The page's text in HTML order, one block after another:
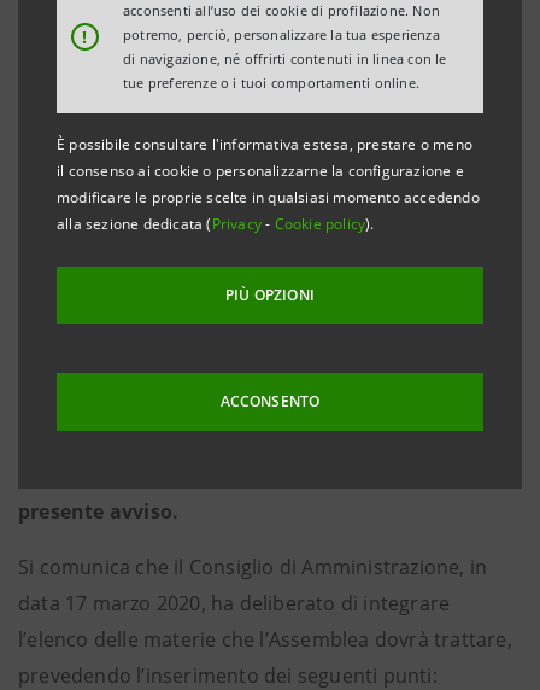
!
acconsenti all’uso dei cookie di profilazione. Non
potremo, perciò, personalizzare la tua esperienza
di navigazione, né offrirti contenuti in linea con le
tue preferenze o i tuoi comportamenti online.
È possibile consultare l'informativa estesa, prestare o meno
il consenso ai cookie o personalizzarne la configurazione e
modificare le proprie scelte in qualsiasi momento accedendo
alla sezione dedicata (Privacy- Cookie policy).
PIÙ OPZIONI
ACCONSENTO
S.p.A., convocata con avviso pubblicato in data 17
febbraio 2020, presso il Nuovo Centro Direzionale in
Torino, con ingresso in Corso Inghilterra n. 3, per le
ore 10.00
Ai sensi dell’art. 106, comma 4, del D. L. n. 18 del 17
marzo 2020, recante misure connesse
evidenzia che l’intervento e l’esercizio del voto
degli aventi diritto in Assemblea saranno
consentiti esclusivamente tramite il
Rappresentante Designato ai sensi dell’art. 135-
undecies del D. Lgs. n. 58/1998, secondo le
presente avviso.
Si comunica che il Consiglio di Amministrazione, in
data 17 marzo 2020, ha deliberato di integrare
l’elenco delle materie che l’Assemblea dovrà trattare,
prevedendo l’inserimento dei seguenti punti: